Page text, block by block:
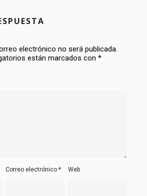
electrónico no será publicada.
están marcados con *
Correo electrónico* Web